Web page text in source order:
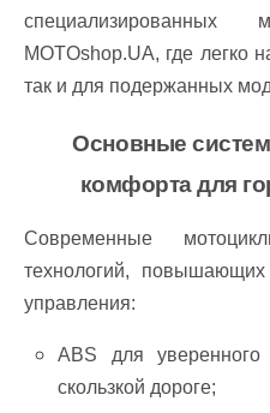
MOTOshop.UA, где легко
так и для подержанных
Основные
комфорта для
Современные
технологий, повышающих
управления:
ABS для
скользкой дороге;